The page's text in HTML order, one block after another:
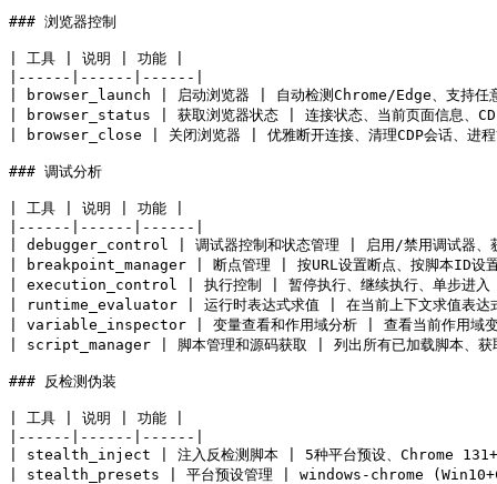
### 浏览器控制
| 工具 | 说明 | 功能 |
|------|------|------|
| browser_launch | 启动浏览器 | 自动检测Chrome/Edge、支持任意
| browser_status | 获取浏览器状态 | 连接状态、当前页面信息、
| browser_close | 关闭浏览器 | 优雅断开连接、清理CDP会话、进
### 调试分析
| 工具 | 说明 | 功能 |
|------|------|------|
| debugger_control | 调试器控制和状态管理 | 启用/禁用调试器、获
| breakpoint_manager | 断点管理 | 按URL设置断点、按脚本ID设置
| execution_control | 执行控制 | 暂停执行、继续执行、单步进
| runtime_evaluator | 运行时表达式求值 | 在当前上下文求值表达
| variable_inspector | 变量查看和作用域分析 | 查看当前作用域变
| script_manager | 脚本管理和源码获取 | 列出所有已加载脚本、获取
### 反检测伪装
| 工具 | 说明 | 功能 |
|------|------|------|
| stealth_inject | 注入反检测脚本 | 5种平台预设、Chrome
| stealth_presets | 平台预设管理 | windows-chrome